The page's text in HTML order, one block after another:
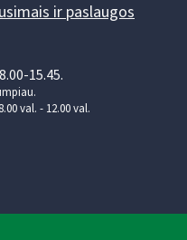
ir paslaugos
15.45.
val. - 12.00 val.